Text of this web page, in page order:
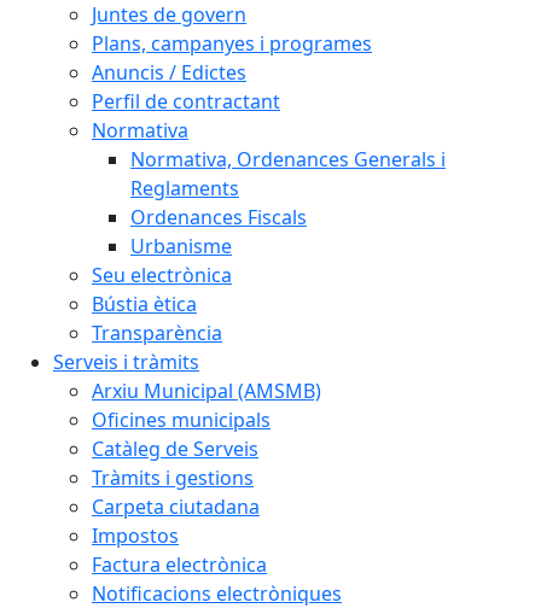
Juntes de govern
Plans, campanyes i programes
Anuncis / Edictes
Perfil de contractant
Normativa
Normativa, Ordenances Generals i
Reglaments
Ordenances Fiscals
Urbanisme
Seu electrònica
Bústia ètica
Transparència
Serveis i tràmits
Arxiu Municipal (AMSMB)
Oficines municipals
Catàleg de Serveis
Tràmits i gestions
Carpeta ciutadana
Impostos
Factura electrònica
Notificacions electròniques